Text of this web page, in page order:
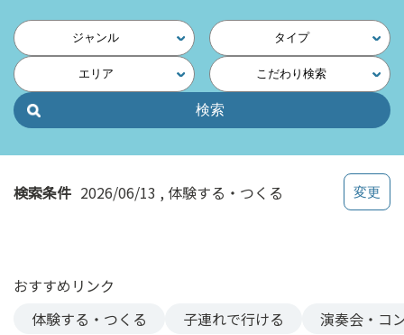
読
他
ペ
の
ジャンル タイプ
エリア こだわり検索
検索条件 2026/06/13 体験する・つくる
おすすめリンク
体験する・つくる
子連れで行ける 演奏会・コ